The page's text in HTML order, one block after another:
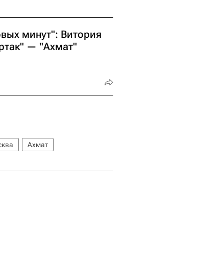
минут": Витория
— "Ахмат"
Ахмат